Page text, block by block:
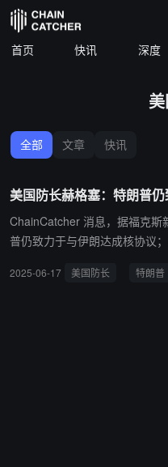
首页 快讯 深度
全部 文章 快讯
美国防长赫格塞：特朗普
ChainCatcher 消息，据福克斯
普仍致力于与伊朗达成核协议
2025-06-17 美国防长 特朗普